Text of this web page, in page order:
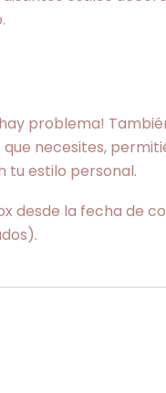
problema!
necesites,
tu estilo personal.
desde la fecha de